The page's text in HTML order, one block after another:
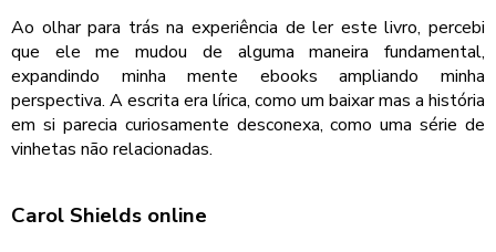
Ao olhar para trás na experiência de ler este livro, percebi
que ele me mudou de alguma maneira fundamental,
expandindo minha mente ebooks ampliando minha
perspectiva. A escrita era lírica, como um baixar mas a história
em si parecia curiosamente desconexa, como uma série de
vinhetas não relacionadas.
Carol Shields online